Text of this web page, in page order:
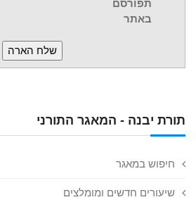
תורת יבנה - המאגר התורני
חיפוש במאגר
שיעורים חדשים ומומלצים
תפורסם
באתר